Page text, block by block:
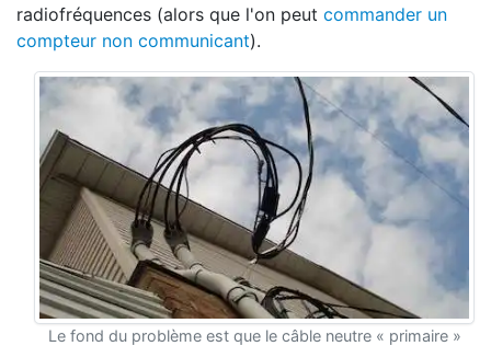
radiofréquences (alors que l'on peut commander un
compteur non communicant).
Le fond du problème est que le câble neutre « primaire »